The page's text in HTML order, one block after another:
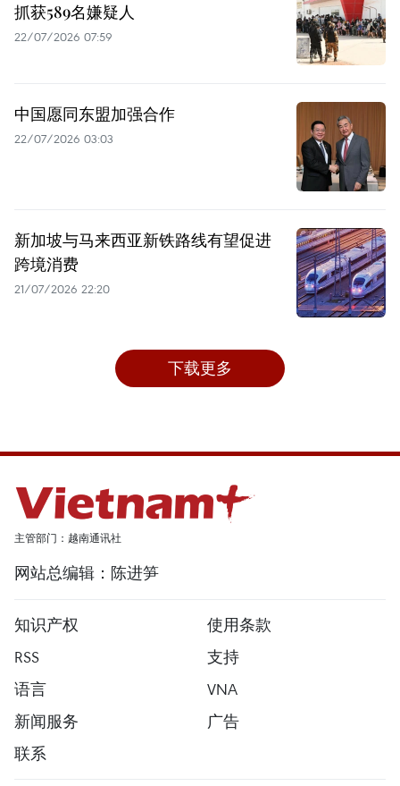
抓获589名嫌疑人
22/07/2026 07:59
中国愿同东盟加强合作
22/07/2026 03:03
新加坡与马来西亚新铁路线有望促进
跨境消费
21/07/2026 22:20
下载更多
主管部门：越南通讯社
网站总编辑：陈进笋
知识产权
使用条款
RSS
支持
语言
VNA
新闻服务
广告
联系